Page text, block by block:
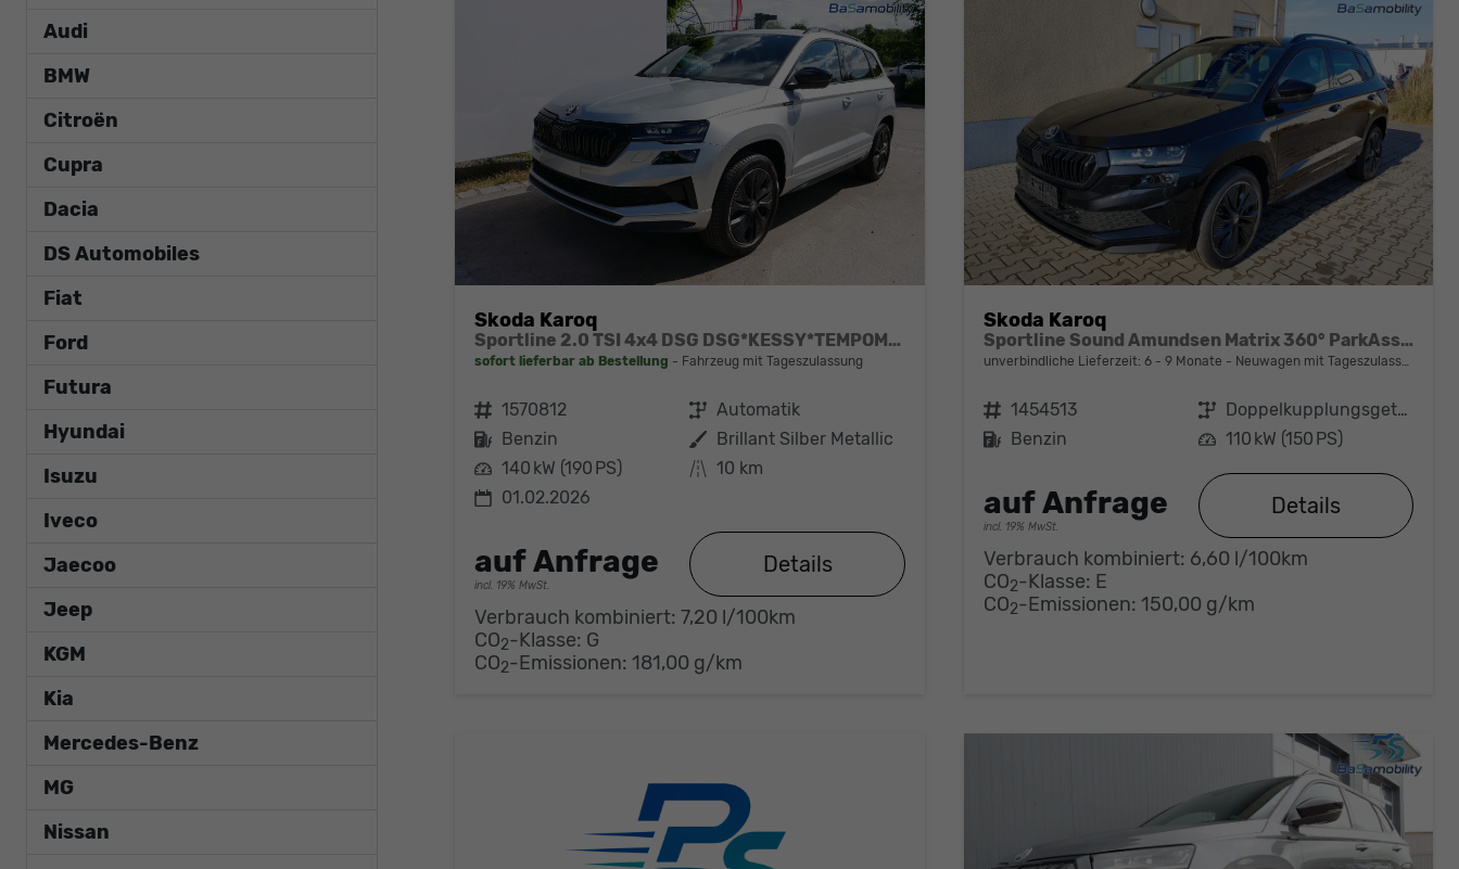
Skoda Karoq
Sportline 2.0 TSI 4x4 DSG DSG*KESSY*TEMPOMAT*PDC-HINTEN*SMARTLINK*LED*
sofort lieferbar ab Bestellung Fahrzeug mit Tageszulassung
Fahrzeugnr. 1570812 Getriebe Automatik
Kraftstoff
Benzin Außenfarbe
Brillant Silber Metallic
Leistung 140 kW (190 PS) Kilometerstand 10 km
01.02.2026
auf Anfrage
incl. 19% MwSt.
Details
Verbrauch kombiniert:7,20 l/100km
CO2-Klasse: G
CO2-Emissionen:181,00 g/km
Skoda Karoq
Sportline Sound Amundsen Matrix 360° ParkAssist
unverbindliche Lieferzeit: 6 - 9 Monate Neuwagen mit Tageszulassung
Fahrzeugnr. 1454513 Getriebe
Doppelkupplungsgetriebe (DSG)
Kraftstoff
Benzin Leistung 110 kW (150 PS)
auf Anfrage
incl. 19% MwSt.
Details
Verbrauch kombiniert: 6,60 l/100km
CO2-Klasse: E
CO2-Emissionen: 150,00 g/km
Audi
BMW
Citroën
Cupra
Dacia
DS Automobiles
Fiat
Ford
Futura
Hyundai
Isuzu
Iveco
Jaecoo
Jeep
KGM
Kia
Mercedes-Benz
MG
Nissan